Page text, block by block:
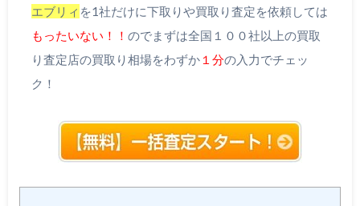
エブリィ を1社だけに下取りや買取り査定を依頼しては
もったいない！！ のでまずは全国１００社以上の買取
り査定店の買取り相場をわずか１分の入力でチェッ
ク！